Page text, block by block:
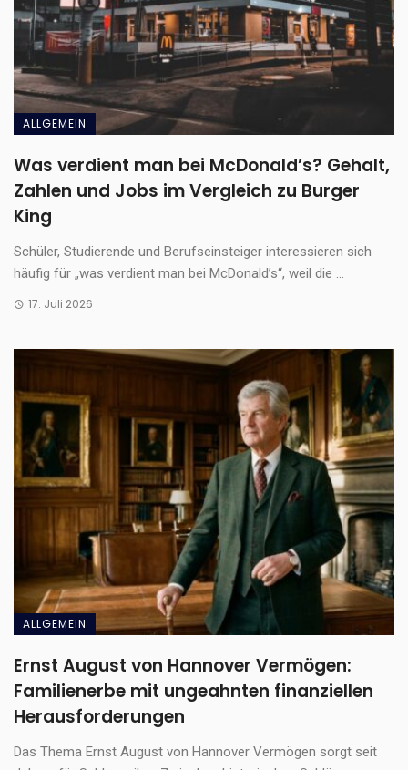
ALLGEMEIN
Was verdient man bei McDonald’s? Gehalt,
Zahlen und Jobs im Vergleich zu Burger
King
Schüler, Studierende und Berufseinsteiger interessieren sich
häufig für „was verdient man bei McDonald’s“, weil die ...
17. Juli 2026
ALLGEMEIN
Ernst August von Hannover Vermögen:
Familienerbe mit ungeahnten finanziellen
Herausforderungen
Das Thema Ernst August von Hannover Vermögen sorgt seit